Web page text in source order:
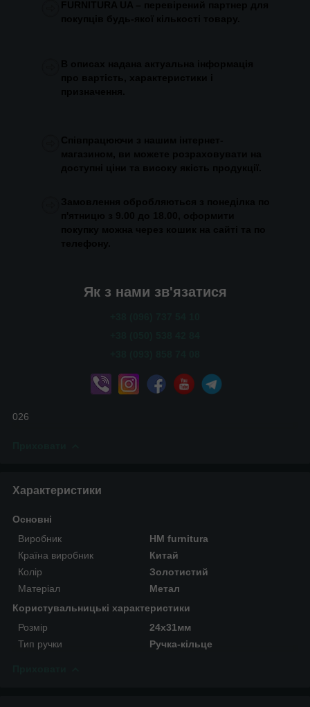
Як з нами зв'язатися
026
Характеристики
Основні
Виробник
HM furnitura
Країна виробник
Китай
Колір
Золотистий
Матеріал
Метал
Користувальницькі характеристики
Розмір
24х31мм
Тип ручки
Ручка-кільце